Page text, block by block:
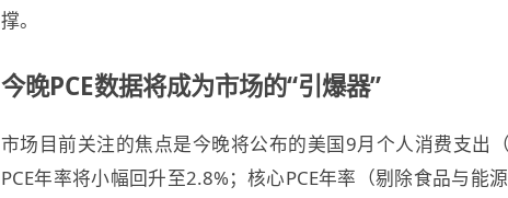
撑。
今晚PCE数据将成为市场的“引爆器”
市场目前关注的焦点是今晚将公布的美国9月个人消费支出
PCE年率将小幅回升至2.8%；核心PCE年率（剔除食品与能